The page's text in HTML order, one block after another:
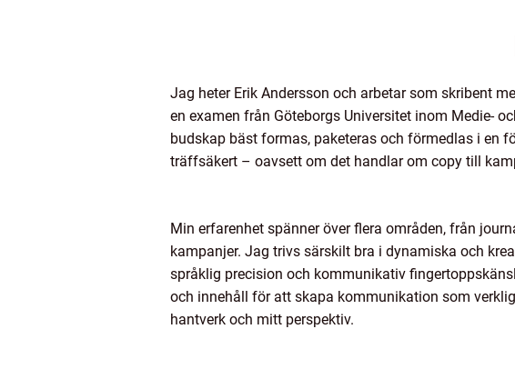
Jag heter Erik Andersson och arbetar som skribent
en examen från Göteborgs Universitet inom Medie-
budskap bäst formas, paketeras och förmedlas i en
träffsäkert – oavsett om det handlar om copy till
Min erfarenhet spänner över flera områden, från
kampanjer. Jag trivs särskilt bra i dynamiska och
språklig precision och kommunikativ
och innehåll för att skapa kommunikation som
hantverk och mitt perspektiv.